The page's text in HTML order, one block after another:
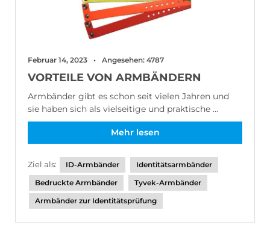
Februar 14, 2023 Angesehen: 4787
VORTEILE VON ARMBÄNDERN
Armbänder gibt es schon seit vielen Jahren und
sie haben sich als vielseitige und praktische ...
Mehr lesen
Ziel als: ID-Armbänder
Identitätsarmbänder
Bedruckte Armbänder
Tyvek-Armbänder
Armbänder zur Identitätsprüfung